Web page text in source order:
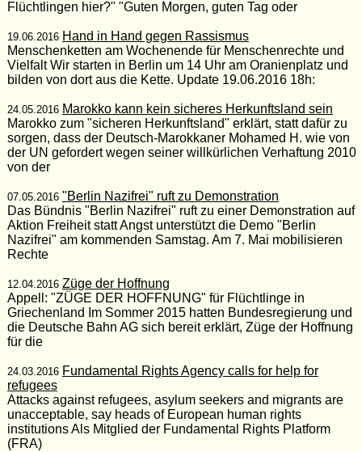
Flüchtlingen hier?" "Guten Morgen, guten Tag oder
19.06.2016 Hand in Hand gegen Rassismus
Menschenketten am Wochenende für Menschenrechte und
Vielfalt Wir starten in Berlin um 14 Uhr am Oranienplatz und
bilden von dort aus die Kette. Update 19.06.2016 18h:
24.05.2016 Marokko kann kein sicheres Herkunftsland sein
Marokko zum "sicheren Herkunftsland" erklärt, statt dafür zu
sorgen, dass der Deutsch-Marokkaner Mohamed H. wie von
der UN gefordert wegen seiner willkürlichen Verhaftung 2010
von der
07.05.2016 "Berlin Nazifrei" ruft zu Demonstration
Das Bündnis "Berlin Nazifrei" ruft zu einer Demonstration auf
Aktion Freiheit statt Angst unterstützt die Demo "Berlin
Nazifrei" am kommenden Samstag. Am 7. Mai mobilisieren
Rechte
12.04.2016 Züge der Hoffnung
Appell: "ZÜGE DER HOFFNUNG" für Flüchtlinge in
Griechenland Im Sommer 2015 hatten Bundesregierung und
die Deutsche Bahn AG sich bereit erklärt, Züge der Hoffnung
für die
24.03.2016 Fundamental Rights Agency calls for help for
refugees
Attacks against refugees, asylum seekers and migrants are
unacceptable, say heads of European human rights
institutions Als Mitglied der Fundamental Rights Platform
(FRA)